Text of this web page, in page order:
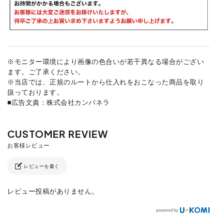
※モニター環境により画像の色合いが若干異なる場合がござい
ます。ご了承ください。
※当店では、正規のルートから仕入れをおこなった商品を取り
扱っております。
■広告文責：株式会社カンパネラ
レビューを書く
レビュー投稿がありません。